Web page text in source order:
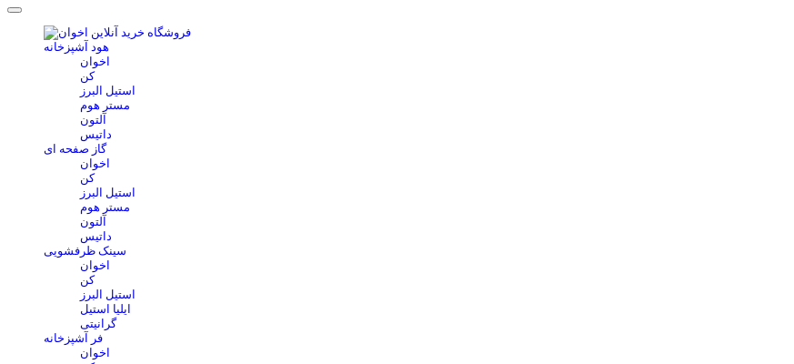
هود آشپزخانه
اخوان
کن
استیل البرز
مستر هوم
آلتون
داتیس
گاز صفحه ای
اخوان
کن
استیل البرز
مستر هوم
آلتون
داتیس
سینک ظرفشویی
اخوان
کن
استیل البرز
ایلیا استیل
گرانیتی
فر آشپزخانه
اخوان